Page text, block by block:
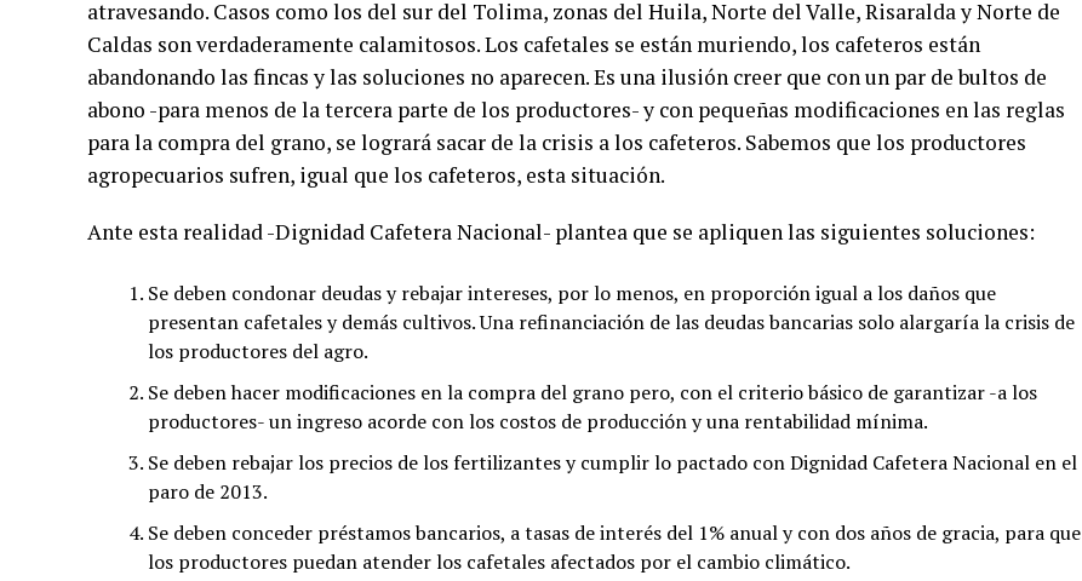
atravesando. Casos como los del sur del Tolima, zonas del Huila, Norte del Valle, Risaralda y Norte de
Caldas son verdaderamente calamitosos. Los cafetales se están muriendo, los cafeteros están
abandonando las fincas y las soluciones no aparecen. Es una ilusión creer que con un par de bultos de
abono -para menos de la tercera parte de los productores- y con pequeñas modificaciones en las reglas
para la compra del grano, se logrará sacar de la crisis a los cafeteros. Sabemos que los productores
agropecuarios sufren, igual que los cafeteros, esta situación.
Ante esta realidad -Dignidad Cafetera Nacional- plantea que se apliquen las siguientes soluciones:
Se deben condonar deudas y rebajar intereses, por lo menos, en proporción igual a los daños que
presentan cafetales y demás cultivos. Una refinanciación de las deudas bancarias solo alargaría la crisis de
los productores del agro.
Se deben hacer modificaciones en la compra del grano pero, con el criterio básico de garantizar -a los
productores- un ingreso acorde con los costos de producción y una rentabilidad mínima.
Se deben rebajar los precios de los fertilizantes y cumplir lo pactado con Dignidad Cafetera Nacional en el
paro de 2013.
Se deben conceder préstamos bancarios, a tasas de interés del 1% anual y con dos años de gracia, para que
los productores puedan atender los cafetales afectados por el cambio climático.